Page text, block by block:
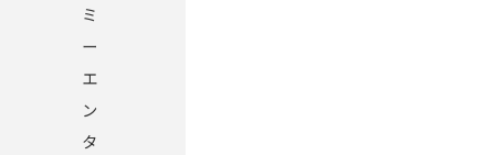
ミ
ー
エ
ン
タ